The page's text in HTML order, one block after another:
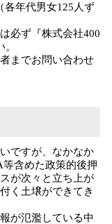
各年代男女125人ず
必ず『株式会社400
までお問い合わせ
ですが、なかなか
含めた政策的後押
が次々と立ち上が
く土壌ができてき
が氾濫している中